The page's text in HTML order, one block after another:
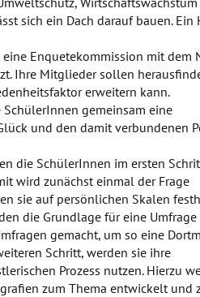
sich ein Dach darauf bauen. Ein
Enquetekommission mit dem
Ihre Mitglieder sollen
erweitern kann.
gemeinsam eine
und den damit verbundenen
die SchülerInnen im ersten
wird zunächst einmal der Frage
sie auf persönlichen Skalen
die Grundlage für eine Umfrage
gemacht, um so eine
Schritt, werden sie ihre
Prozess nutzen. Hierzu
zum Thema entwickelt und